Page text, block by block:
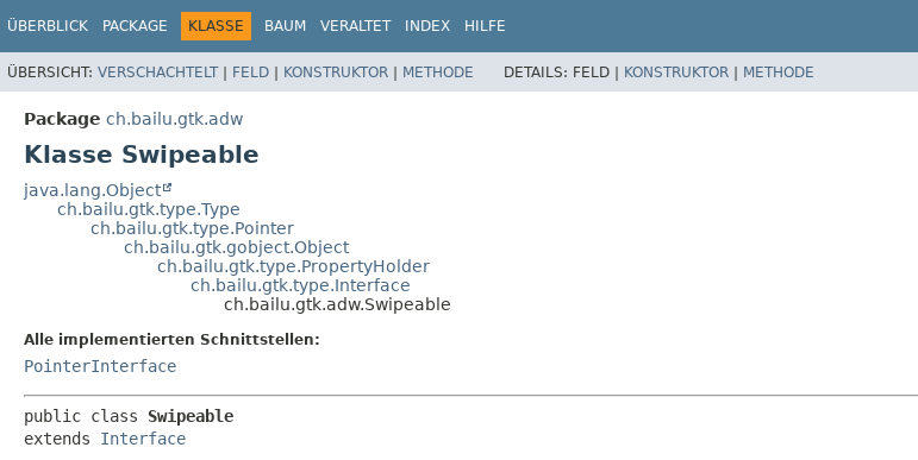
ÜBERBLICK PACKAGE KLASSE BAUM VERALTET INDEX HILFE
ÜBERSICHT: VERSCHACHTELT| FELD | KONSTRUKTOR | METHODE DETAILS: FELD | KONSTRUKTOR | METHODE
Package ch.bailu.gtk.adw
Klasse Swipeable
java.lang.Object
ch.bailu.gtk.type.Type
ch.bailu.gtk.type.Pointer
ch.bailu.gtk.gobject.Object
ch.bailu.gtk.type.PropertyHolder
ch.bailu.gtk.type.Interface
ch.bailu.gtk.adw.Swipeable
Alle implementierten Schnittstellen:
PointerInterface
public class Swipeable
extends Interface